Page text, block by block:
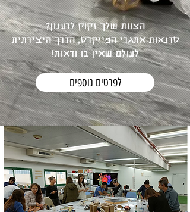
הצוות שלך זקוק לרענון?
סדנאות אתגרי המייקרס, הדרך היצירתית
לעולם שאין בו ודאות!
לפרטים נוספים